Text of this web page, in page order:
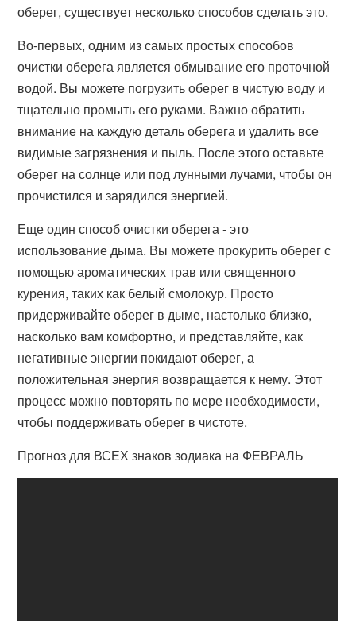
оберег, существует несколько способов сделать это.
Во-первых, одним из самых простых способов
очистки оберега является обмывание его проточной
водой. Вы можете погрузить оберег в чистую воду и
тщательно промыть его руками. Важно обратить
внимание на каждую деталь оберега и удалить все
видимые загрязнения и пыль. После этого оставьте
оберег на солнце или под лунными лучами, чтобы он
прочистился и зарядился энергией.
Еще один способ очистки оберега - это
использование дыма. Вы можете прокурить оберег с
помощью ароматических трав или священного
курения, таких как белый смолокур. Просто
придерживайте оберег в дыме, настолько близко,
насколько вам комфортно, и представляйте, как
негативные энергии покидают оберег, а
положительная энергия возвращается к нему. Этот
процесс можно повторять по мере необходимости,
чтобы поддерживать оберег в чистоте.
Прогноз для ВСЕХ знаков зодиака на ФЕВРАЛЬ